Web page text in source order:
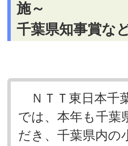
施～
千葉県知事賞な
ＮＴＴ東日本千
では、本年も千葉
だき、千葉県内の